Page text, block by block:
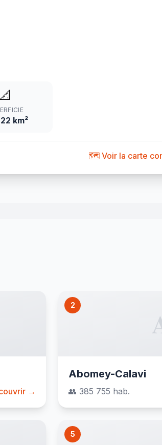
📐
km²
🗺️ Voir la carte
→
2
Abomey-Calavi
👥 385 755 hab.
5